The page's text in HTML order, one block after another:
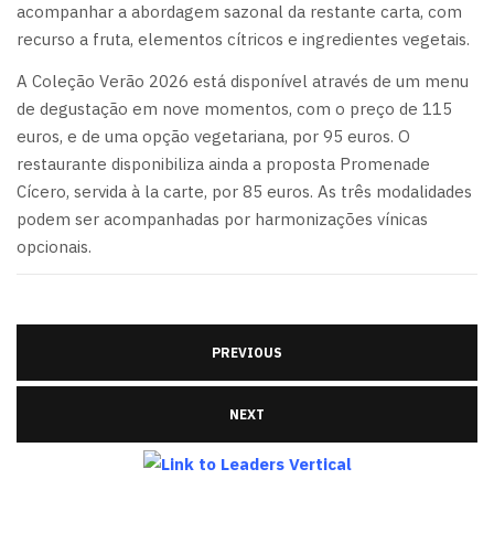
acompanhar a abordagem sazonal da restante carta, com
recurso a fruta, elementos cítricos e ingredientes vegetais.
A Coleção Verão 2026 está disponível através de um menu
de degustação em nove momentos, com o preço de 115
euros, e de uma opção vegetariana, por 95 euros. O
restaurante disponibiliza ainda a proposta Promenade
Cícero, servida à la carte, por 85 euros. As três modalidades
podem ser acompanhadas por harmonizações vínicas
opcionais.
PREVIOUS
NEXT